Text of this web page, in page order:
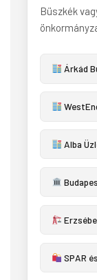
Büszkék
Árkád
Alba
SPAR